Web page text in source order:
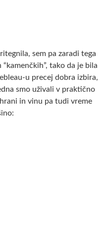
sem pa zaradi tega
tako da je bila
u precej dobra izbira,
smo uživali v praktično
in vinu pa tudi vreme